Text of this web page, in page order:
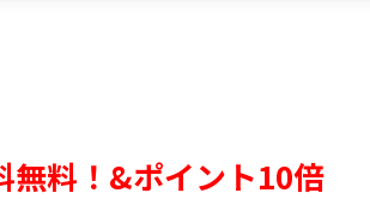
無料！&ポイント10倍